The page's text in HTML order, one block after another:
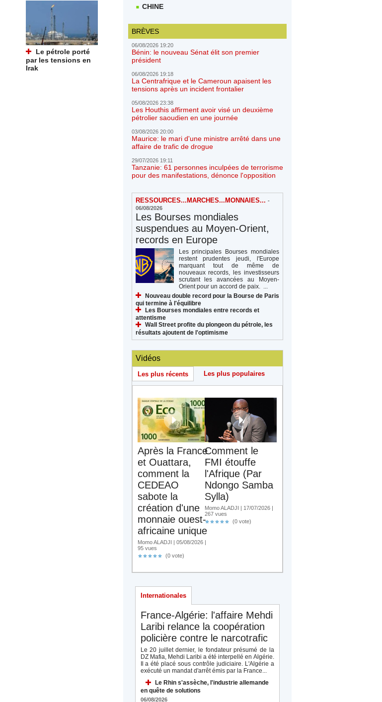
Le pétrole porté
par les tensions en
Irak
CHINE
BRÈVES
06/08/2026 19:20
Bénin: le nouveau Sénat élit son premier
président
06/08/2026 19:18
La Centrafrique et le Cameroun apaisent les
tensions après un incident frontalier
05/08/2026 23:38
Les Houthis affirment avoir visé un deuxième
pétrolier saoudien en une journée
03/08/2026 20:00
Maurice: le mari d'une ministre arrêté dans une
affaire de trafic de drogue
29/07/2026 19:11
Tanzanie: 61 personnes inculpées de terrorisme
pour des manifestations, dénonce l'opposition
RESSOURCES...MARCHES...MONNAIES... -
06/08/2026
Les Bourses mondiales
suspendues au Moyen-Orient,
records en Europe
Les principales Bourses mondiales
restent prudentes jeudi, l'Europe
marquant tout de même de
nouveaux records, les investisseurs
scrutant les avancées au Moyen-
Orient pour un accord de paix. ...
Nouveau double record pour la Bourse de Paris
qui termine à l'équilibre
Les Bourses mondiales entre records et
attentisme
Wall Street profite du plongeon du pétrole, les
résultats ajoutent de l'optimisme
Vidéos
Les plus récents Les plus populaires
Après la France
et Ouattara,
comment la
CEDEAO
sabote la
création d'une
monnaie ouest-
africaine unique
Momo ALADJI | 05/08/2026 |
95 vues
(0 vote)
Comment le
FMI étouffe
l'Afrique (Par
Ndongo Samba
Sylla)
Momo ALADJI | 17/07/2026 |
267 vues
(0 vote)
Internationales
France-Algérie: l'affaire Mehdi
Laribi relance la coopération
policière contre le narcotrafic
Le 20 juillet dernier, le fondateur présumé de la
DZ Mafia, Mehdi Laribi a été interpellé en Algérie.
Il a été placé sous contrôle judiciaire. L'Algérie a
exécuté un mandat d'arrêt émis par la France...
Le Rhin s'assèche, l'industrie allemande
en quête de solutions
06/08/2026